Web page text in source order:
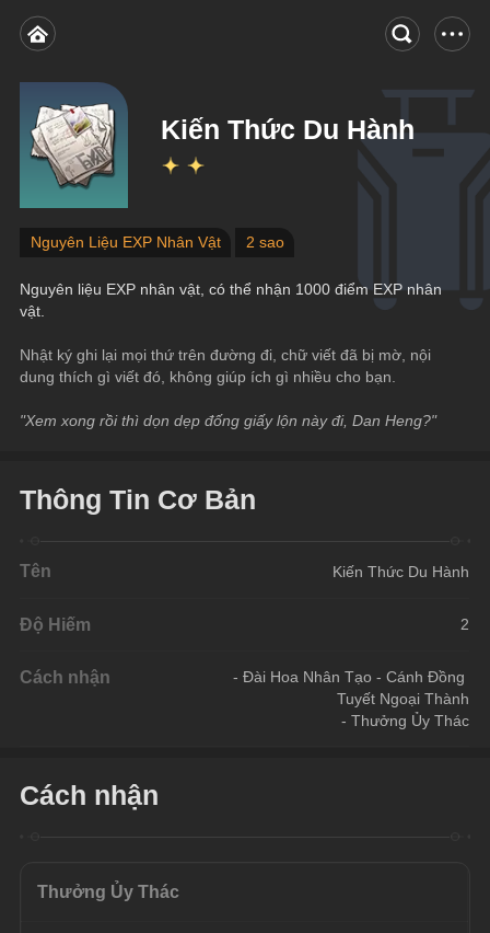
Kiến Thức Du Hành
Nguyên Liệu EXP Nhân Vật 2 sao
Nguyên liệu EXP nhân vật, có thể nhận 1000 điểm EXP nhân
vật.
Nhật ký ghi lại mọi thứ trên đường đi, chữ viết đã bị mờ, nội
dung thích gì viết đó, không giúp ích gì nhiều cho bạn.
"Xem xong rồi thì dọn dẹp đống giấy lộn này đi, Dan Heng?"
Thông Tin Cơ Bản
Tên Kiến Thức Du Hành
Độ Hiếm 2
Cách nhận
- Đài Hoa Nhân Tạo - Cánh Đồng
Tuyết Ngoại Thành
- Thưởng Ủy Thác
Cách nhận
Thưởng Ủy Thác